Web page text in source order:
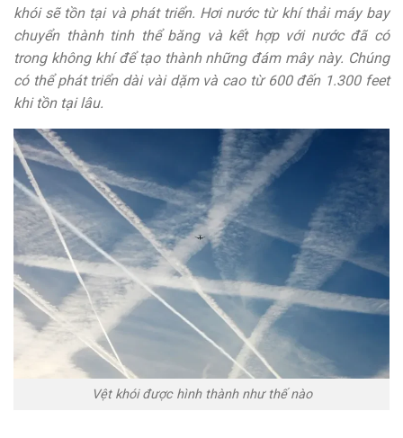
khói sẽ tồn tại và phát triển. Hơi nước từ khí thải máy bay
chuyển thành tinh thể băng và kết hợp với nước đã có
trong không khí để tạo thành những đám mây này. Chúng
có thể phát triển dài vài dặm và cao từ 600 đến 1.300 feet
khi tồn tại lâu.
Vệt khói được hình thành như thế nào